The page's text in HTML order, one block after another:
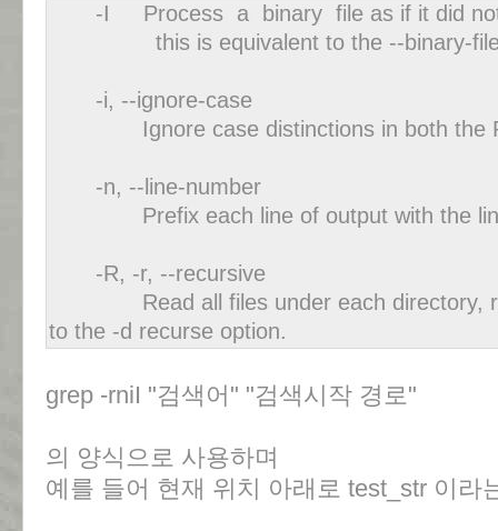
-I Process a binary file as if it did not
this is equivalent to the --binary-
-i, --ignore-case
Ignore case distinctions in both the
-n, --line-number
Prefix each line of output with the line
-R, -r, --recursive
Read all files under each directory,
to the -d recurse option.
grep -rniI "검색어" "검색시작 경로"
의 양식으로 사용하며
예를 들어 현재 위치 아래로 test_str 이라